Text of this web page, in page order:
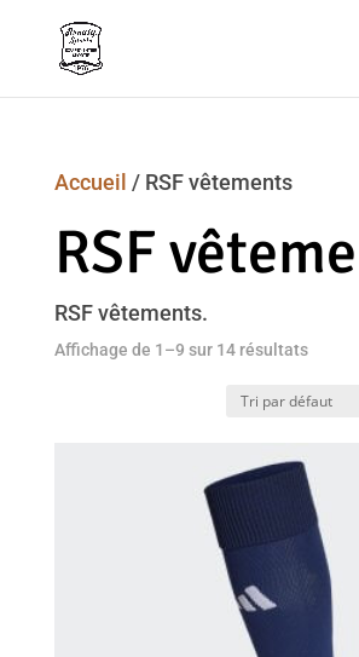
Accueil / RSF vêtements
RSF
RSF vêtements.
Affichage de 1–9 sur 14 résultats